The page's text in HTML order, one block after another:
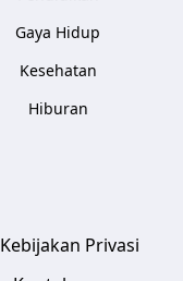
Gaya Hidup
Kesehatan
Hiburan
Kebijakan Privasi